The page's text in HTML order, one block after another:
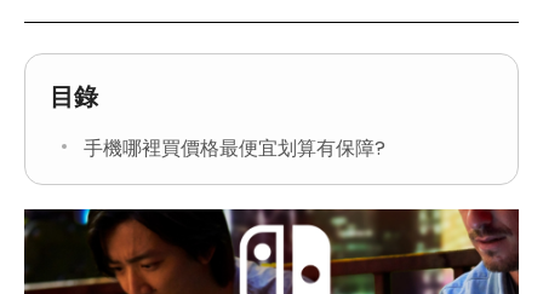
目錄
手機哪裡買價格最便宜划算有保障?